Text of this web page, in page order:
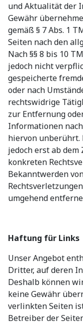
und Aktualität der
Gewähr
gemäß § 7 Abs. 1
Seiten nach den
Nach §§ 8 bis 10
jedoch nicht
gespeicherte
oder nach
rechtswidrige
zur Entfernung
Informationen
hiervon unberührt.
jedoch erst ab
konkreten
Bekanntwerden
umgehend
Haftung für Links
Unser Angebot
Dritter, auf deren
Deshalb können
keine Gewähr
verlinkten Seiten
Betreiber der